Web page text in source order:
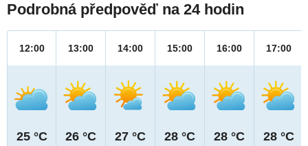
Podrobná předpověď na 24 hodin
12:00
25 °C
13:00
26 °C
14:00
27 °C
15:00
28 °C
16:00
28 °C
17:00
28 °C